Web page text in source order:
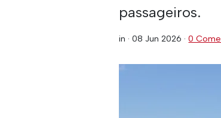
passageiros.
in ·08 Jun 2026 ·0